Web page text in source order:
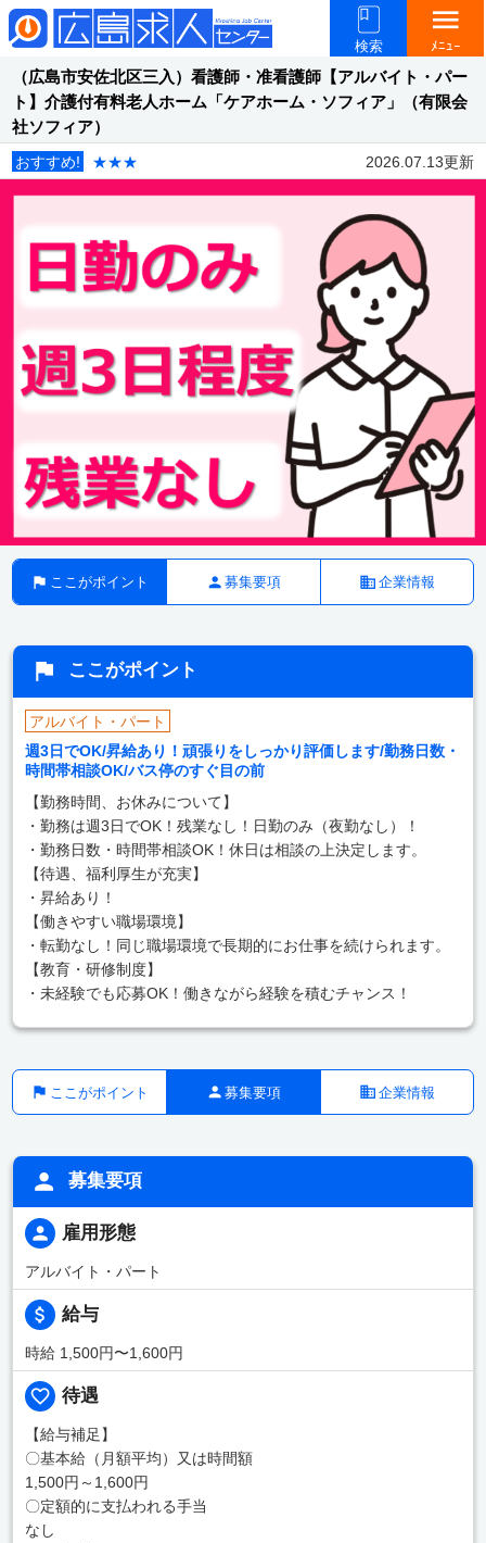
検索
menu
ﾒﾆｭｰ
（広島市安佐北区三入）看護師・准看護師【アルバイト・パー
ト】介護付有料老人ホーム「ケアホーム・ソフィア」（有限会
社ソフィア）
おすすめ! ★★★ 2026.07.13更新
ここがポイント 募集要項 企業情報
ここがポイント
アルバイト・パート
週3日でOK/昇給あり！頑張りをしっかり評価します/勤務日数・
時間帯相談OK/バス停のすぐ目の前
【勤務時間、お休みについて】
・勤務は週3日でOK！残業なし！日勤のみ（夜勤なし）！
・勤務日数・時間帯相談OK！休日は相談の上決定します。
【待遇、福利厚生が充実】
・昇給あり！
【働きやすい職場環境】
・転勤なし！同じ職場環境で長期的にお仕事を続けられます。
【教育・研修制度】
・未経験でも応募OK！働きながら経験を積むチャンス！
ここがポイント 募集要項 企業情報
募集要項
雇用形態
アルバイト・パート
給与
時給 1,500円〜1,600円
待遇
【給与補足】
〇基本給（月額平均）又は時間額
1,500円～1,600円
〇定額的に支払われる手当
なし